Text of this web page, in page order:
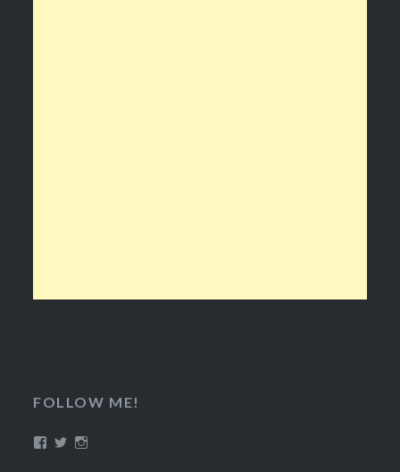
FOLLOW ME!
Facebook
Twitter